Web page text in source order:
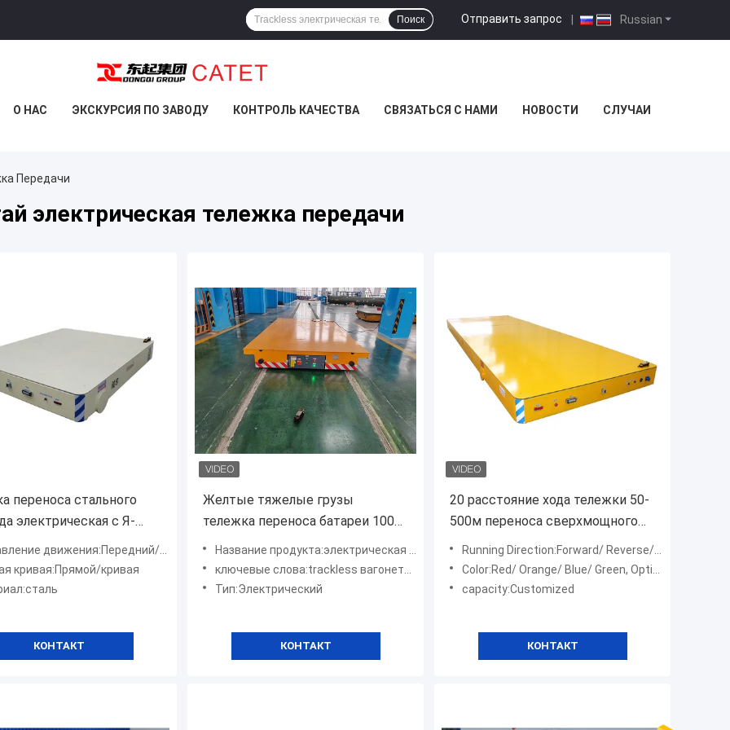
Russian
Отправить запрос |
Поиск
О НАС ЭКСКУРСИЯ ПО ЗАВОДУ КОНТРОЛЬ КАЧЕСТВА СВЯЗАТЬСЯ С НАМИ НОВОСТИ СЛУЧАИ
Передачи
электрическая тележка передачи
переноса стального
электрическая с Я-
следом Rail/C-
движения:Передний/обратный
кривая:Прямой/кривая
КОНТАКТ
Желтые тяжелые грузы
тележка переноса батареи 100
тонн использующая энергию для
транспортного средства
сталелитейной
Название продукта:электрическая тележка передачи
ключевые слова:trackless вагонетка передачи
Тип:Электрический
КОНТАКТ
20 расстояние хода тележки 50-
500м переноса сверхмощного
транспорта т электрическое
Running Direction:Forward/ Reverse/ Left/ Right
Color:Red/ Orange/ Blue/ Green, Optional
capacity:Customized
КОНТАКТ